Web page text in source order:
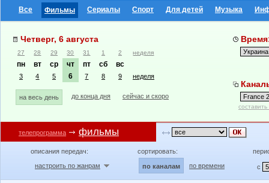
Все Фильмы Сериалы Спорт Для детей Музыка
Четверг, 6 августа
27 28 29 30 31 1 2 неделя
пн вт ср чт пт сб вс
3 4 5 6 7 8 9 неделя
на весь день до конца дня сейчас и скоро
телепрограмма фильмы
описания передач:
настроить по жанрам
сортировать:
по каналам по времени с